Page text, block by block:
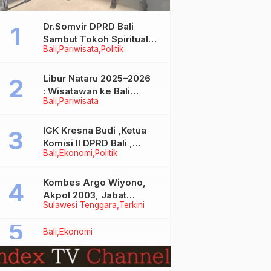
Bali Pariwisata Politik
Dr.Somvir DPRD Bali
Sambut Tokoh Spiritual
India Baba Bageshwar
Bali Pariwisata
Libur Nataru 2025–2026
: Wisatawan ke Bali
Meningkat, Isu Penurunan
Bali Ekonomi Politik
IGK Kresna Budi ,Ketua
Komisi II DPRD Bali ,
Angkat Bicara Soal
Bersubsidi Jenis Solar
Sulawesi Tenggara Terkini
Kombes Argo Wiyono,
Akpol 2003, Jabat
Dirlantas Polda Sultra
Bali Ekonomi